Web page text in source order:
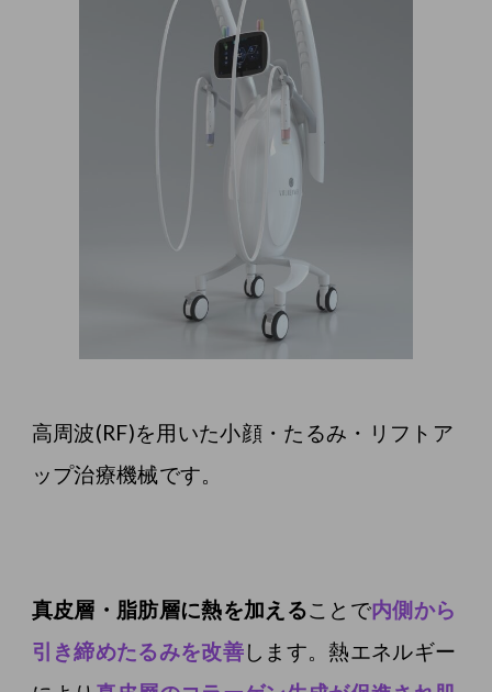
高周波(RF)を用いた小顔・たるみ・リフトア
ップ治療機械です。
真皮層・脂肪層に熱を加えることで内側から
引き締めたるみを改善します。熱エネルギー